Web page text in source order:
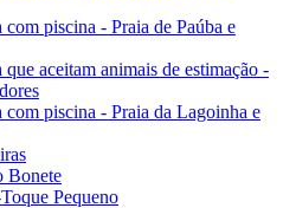
piscina - Praia de Paúba e
aceitam animais de estimação -
piscina - Praia da Lagoinha e
Bonete
Pequeno